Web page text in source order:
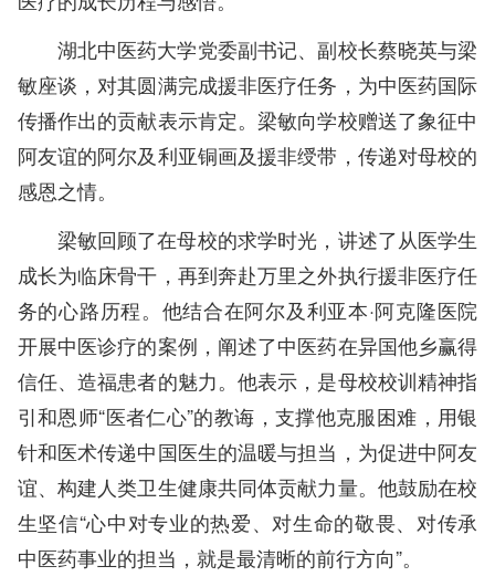
湖北中医药大学党委副书记、副校长蔡晓英与梁
敏座谈，对其圆满完成援非医疗任务，为中医药国际
传播作出的贡献表示肯定。梁敏向学校赠送了象征中
阿友谊的阿尔及利亚铜画及援非绶带，传递对母校的
感恩之情。
梁敏回顾了在母校的求学时光，讲述了从医学生
成长为临床骨干，再到奔赴万里之外执行援非医疗任
务的心路历程。他结合在阿尔及利亚本·阿克隆医院
开展中医诊疗的案例，阐述了中医药在异国他乡赢得
信任、造福患者的魅力。他表示，是母校校训精神指
引和恩师“医者仁心”的教诲，支撑他克服困难，用银
针和医术传递中国医生的温暖与担当，为促进中阿友
谊、构建人类卫生健康共同体贡献力量。他鼓励在校
生坚信“心中对专业的热爱、对生命的敬畏、对传承
中医药事业的担当，就是最清晰的前行方向”。